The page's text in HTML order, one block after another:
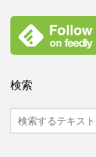
検索